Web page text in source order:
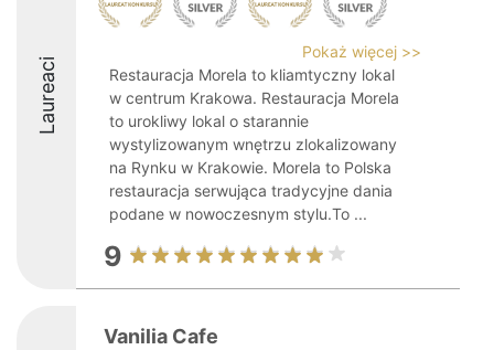
Laureaci
Pokaż więcej >>
Restauracja Morela to kliamtyczny lokal
w centrum Krakowa. Restauracja Morela
to urokliwy lokal o starannie
wystylizowanym wnętrzu zlokalizowany
na Rynku w Krakowie. Morela to Polska
restauracja serwująca tradycyjne dania
podane w nowoczesnym stylu.To ...
9
Vanilia Cafe